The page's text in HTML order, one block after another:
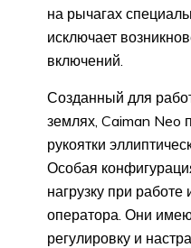
на рычагах
исключает
включений.
Созданный для
землях, Caiman Neo
рукоятки
Особая
нагрузку при
оператора. Они
регулировку и